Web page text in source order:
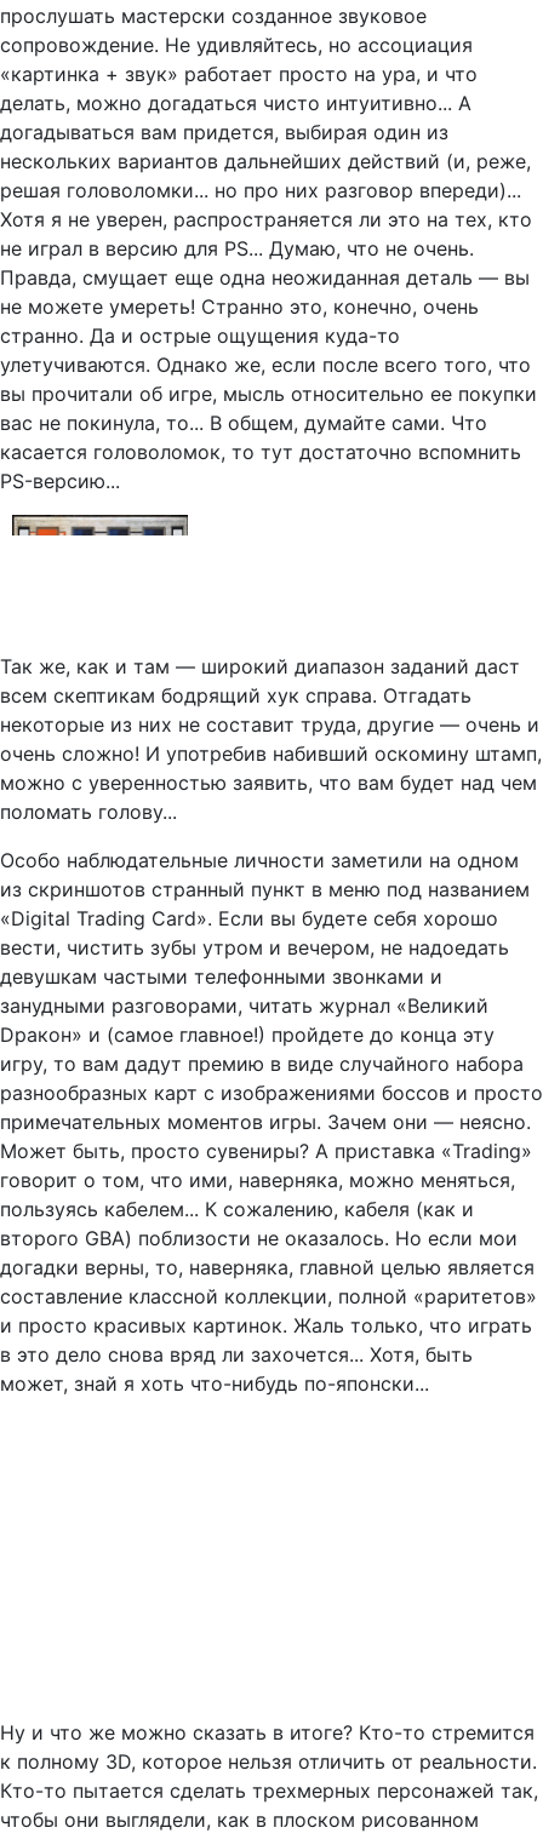
прослушать мастерски созданное звуковое
сопровождение. Не удивляйтесь, но ассоциация
«картинка + звук» работает просто на ура, и что
делать, можно догадаться чисто интуитивно... А
догадываться вам придется, выбирая один из
нескольких вариантов дальнейших действий (и, реже,
решая головоломки... но про них разговор впереди)...
Хотя я не уверен, распространяется ли это на тех, кто
не играл в версию для PS... Думаю, что не очень.
Правда, смущает еще одна неожиданная деталь — вы
не можете умереть! Странно это, конечно, очень
странно. Да и острые ощущения куда-то
улетучиваются. Однако же, если после всего того, что
вы прочитали об игре, мысль относительно ее покупки
вас не покинула, то... В общем, думайте сами. Что
касается головоломок, то тут достаточно вспомнить
PS-версию...
Так же, как и там — широкий диапазон заданий даст
всем скептикам бодрящий хук справа. Отгадать
некоторые из них не составит труда, другие — очень и
очень сложно! И употребив набивший оскомину штамп,
можно с уверенностью заявить, что вам будет над чем
поломать голову...
Особо наблюдательные личности заметили на одном
из скриншотов странный пункт в меню под названием
«Digital Trading Card». Если вы будете себя хорошо
вести, чистить зубы утром и вечером, не надоедать
девушкам частыми телефонными звонками и
занудными разговорами, читать журнал «Великий
Dракон» и (самое главное!) пройдете до конца эту
игру, то вам дадут премию в виде случайного набора
разнообразных карт с изображениями боссов и просто
примечательных моментов игры. Зачем они — неясно.
Может быть, просто сувениры? А приставка «Trading»
говорит о том, что ими, наверняка, можно меняться,
пользуясь кабелем... К сожалению, кабеля (как и
второго GBA) поблизости не оказалось. Но если мои
догадки верны, то, наверняка, главной целью является
составление классной коллекции, полной «раритетов»
и просто красивых картинок. Жаль только, что играть
в это дело снова вряд ли захочется... Хотя, быть
может, знай я хоть что-нибудь по-японски...
Ну и что же можно сказать в итоге? Кто-то стремится
к полному 3D, которое нельзя отличить от реальности.
Кто-то пытается сделать трехмерных персонажей так,
чтобы они выглядели, как в плоском рисованном